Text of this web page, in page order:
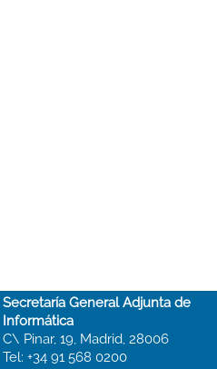
Secretaría General Adjunta de
Informática
C\ Pinar, 19, Madrid, 28006
Tel: +34 91 568 0200